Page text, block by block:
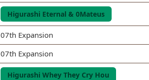
Higurashi Eternal & 0Mateus
07th Expansion
07th Expansion
Higurashi Whey They Cry Hou